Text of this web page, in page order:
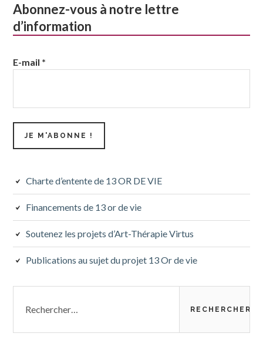
Abonnez-vous à notre lettre
d’information
E-mail *
Charte d’entente de 13 OR DE VIE
Financements de 13 or de vie
Soutenez les projets d’Art-Thérapie Virtus
Publications au sujet du projet 13 Or de vie